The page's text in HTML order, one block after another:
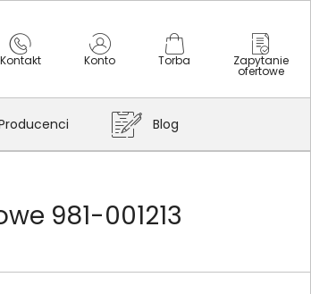
Kontakt Konto Torba Zapytanie
ofertowe
Blog
981-001213